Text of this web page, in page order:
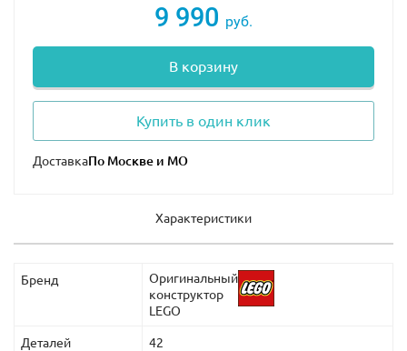
9 990 руб.
В корзину
Купить в один клик
Доставка
Характеристики
Бренд
Оригинальный
конструктор
LEGO
Деталей 42